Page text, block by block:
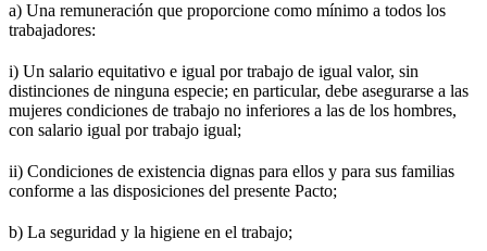
a) Una remuneración que proporcione como mínimo a todos los
trabajadores:
i) Un salario equitativo e igual por trabajo de igual valor, sin
distinciones de ninguna especie; en particular, debe asegurarse a las
mujeres condiciones de trabajo no inferiores a las de los hombres,
con salario igual por trabajo igual;
ii) Condiciones de existencia dignas para ellos y para sus familias
conforme a las disposiciones del presente Pacto;
b) La seguridad y la higiene en el trabajo;